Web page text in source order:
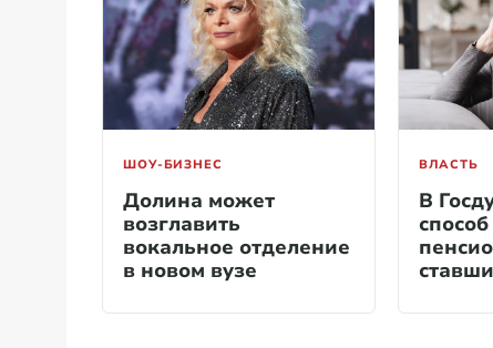
ШОУ-БИЗНЕС
Долина может
возглавить
вокальное отделение
в новом вузе
ВЛАСТЬ
В